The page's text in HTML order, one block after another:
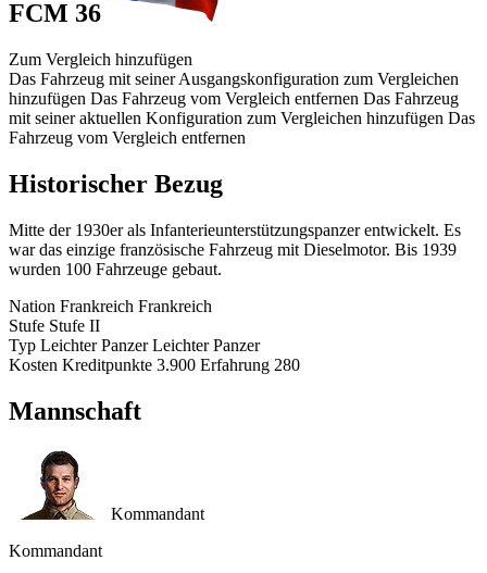
FCM 36
Zum Vergleich hinzufügen
Das Fahrzeug mit seiner Ausgangskonfiguration zum Vergleichen
hinzufügen Das Fahrzeug vom Vergleich entfernen Das Fahrzeug
mit seiner aktuellen Konfiguration zum Vergleichen hinzufügen Das
Fahrzeug vom Vergleich entfernen
Historischer Bezug
Mitte der 1930er als Infanterieunterstützungspanzer entwickelt. Es
war das einzige französische Fahrzeug mit Dieselmotor. Bis 1939
wurden 100 Fahrzeuge gebaut.
Nation Frankreich Frankreich
Stufe Stufe II
Typ Leichter Panzer Leichter Panzer
Kosten Kreditpunkte 3.900 Erfahrung 280
Mannschaft
Kommandant
Kommandant